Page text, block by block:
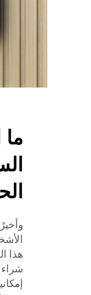
هذا
شراء